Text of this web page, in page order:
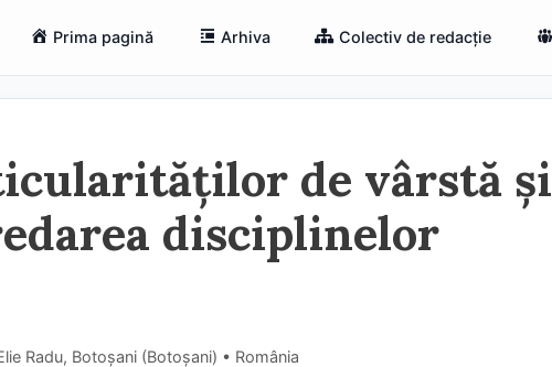
Prima pagină Arhiva Colectiv de redacție
de vârstă şi
disciplinelor
Radu, Botoșani (Botoşani) • România